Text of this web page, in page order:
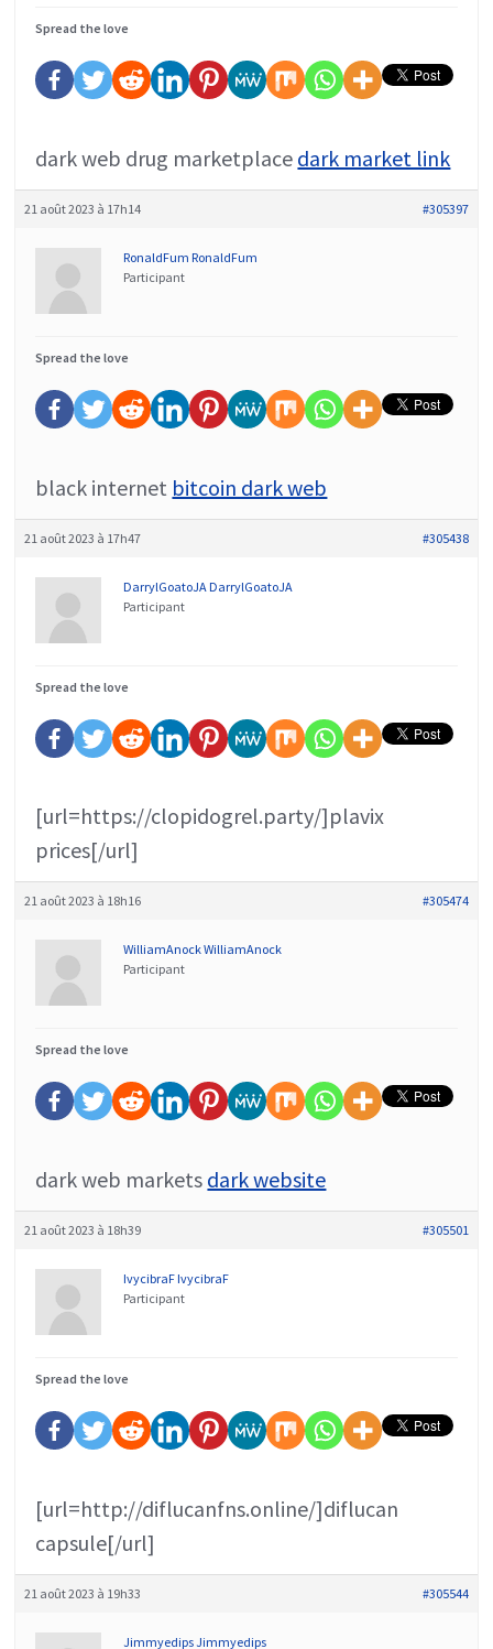
Spread the love
dark web drug marketplace dark market link
21 août 2023 à 17h14 #305397
RonaldFum RonaldFum
Participant
Spread the love
black internet bitcoin dark web
21 août 2023 à 17h47 #305438
DarrylGoatoJA DarrylGoatoJA
Participant
Spread the love
[url=https://clopidogrel.party/]plavix
prices[/url]
21 août 2023 à 18h16 #305474
WilliamAnock WilliamAnock
Participant
Spread the love
dark web markets dark website
21 août 2023 à 18h39 #305501
IvycibraF IvycibraF
Participant
Spread the love
[url=http://diflucanfns.online/]diflucan
capsule[/url]
21 août 2023 à 19h33 #305544
Jimmyedips Jimmyedips